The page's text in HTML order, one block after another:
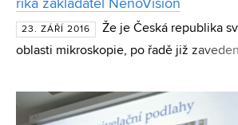
říká zakladatel NenoVision
23. ZÁŘÍ 2016
Že je Česká republika
oblasti mikroskopie, po řadě již
učení technického v Brně. Společnost
jejímž č